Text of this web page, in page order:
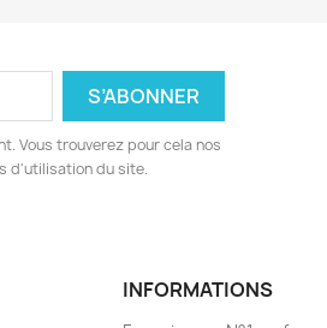
Vous trouverez pour cela nos
d'utilisation du site.
INFORMATIONS